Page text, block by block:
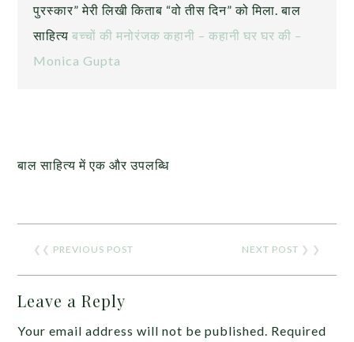
पुरस्कार” मेरी लिखी किताब “वो तीस दिन” को मिला. बाल
साहित्यबच्चों की मनोरंजक कहानी – कहानी घर घर की –
Monica Gupta
बाल साहित्य में एक और उपलब्धि
❮❮ PREVIOUS POST NEXT POST ❯ ❯
Leave a Reply
Your email address will not be published. Required